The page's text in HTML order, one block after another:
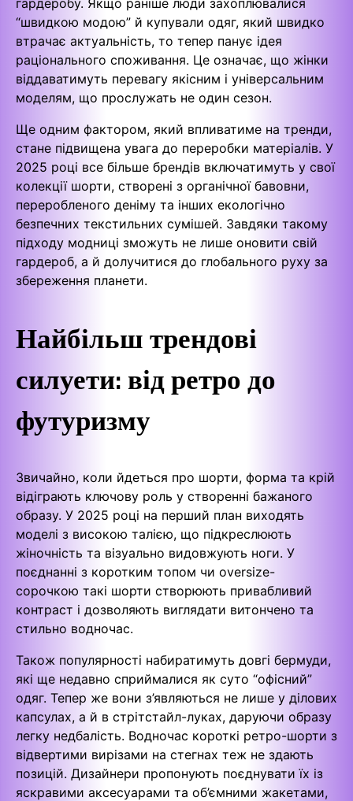
“швидкою модою” й купували одяг, який швидко
втрачає актуальність, то тепер панує ідея
раціонального споживання. Це означає, що жінки
віддаватимуть перевагу якісним і універсальним
моделям, що прослужать не один сезон.
Ще одним фактором, який впливатиме на тренди,
стане підвищена увага до переробки матеріалів. У
2025 році все більше брендів включатимуть у свої
колекції шорти, створені з органічної бавовни,
переробленого деніму та інших екологічно
безпечних текстильних сумішей. Завдяки такому
підходу модниці зможуть не лише оновити свій
гардероб, а й долучитися до глобального руху за
збереження планети.
Найбільш трендові
силуети: від ретро до
футуризму
Звичайно, коли йдеться про шорти, форма та крій
відіграють ключову роль у створенні бажаного
образу. У 2025 році на перший план виходять
моделі з високою талією, що підкреслюють
жіночність та візуально видовжують ноги. У
поєднанні з коротким топом чи oversize-
сорочкою такі шорти створюють привабливий
контраст і дозволяють виглядати витончено та
стильно водночас.
Також популярності набиратимуть довгі бермуди,
які ще недавно сприймалися як суто “офісний”
одяг. Тепер же вони з’являються не лише у ділових
капсулах, а й в стрітстайл-луках, даруючи образу
легку недбалість. Водночас короткі ретро-шорти з
відвертими вирізами на стегнах теж не здають
позицій. Дизайнери пропонують поєднувати їх із
яскравими аксесуарами та об’ємними жакетами,